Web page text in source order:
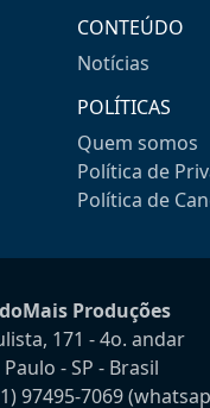
CONTEÚDO
Notícias
POLÍTICAS
Quem somos
Política de
Política de
Produções
171 - 4o. andar
Paulo - SP - Brasil
97495-7069